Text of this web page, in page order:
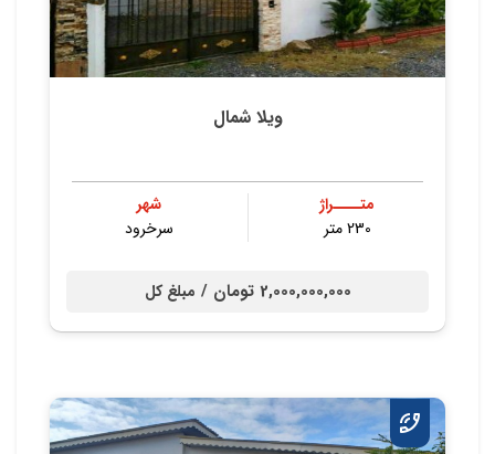
ویلا شمال
متــــراژ
230 متر
شهر
سرخرود
2,000,000,000 تومان / مبلغ کل